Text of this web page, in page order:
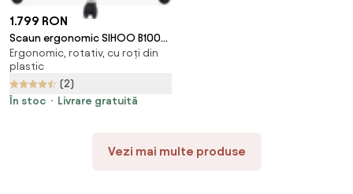
1.799 RON
Scaun ergonomic SIHOO B100-
PRO, cotiere 4D, tetiera 3D,
mecanism multifunctional
inclinare/blocare, suport
picioare, pivotant, Mesh, Gri
Ergonomic, rotativ, cu roți din
plastic
(2)
În stoc
Livrare gratuită
Vezi mai multe produse